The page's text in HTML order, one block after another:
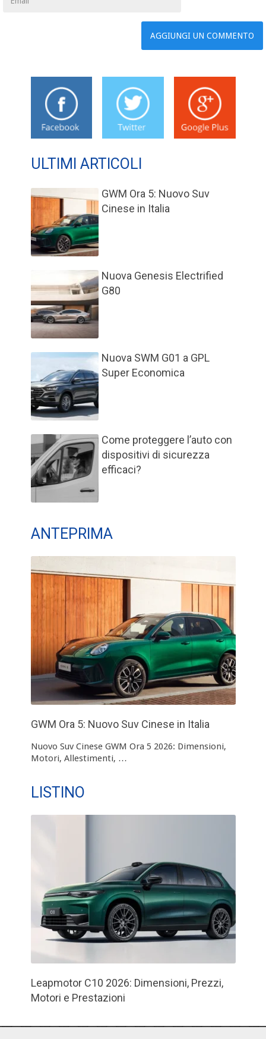
ULTIMI ARTICOLI
GWM Ora 5: Nuovo Suv
Cinese in Italia
Nuova Genesis Electrified
G80
Nuova SWM G01 a GPL
Super Economica
Come proteggere l’auto con
dispositivi di sicurezza
efficaci?
ANTEPRIMA
GWM Ora 5: Nuovo Suv Cinese in Italia
Nuovo Suv Cinese GWM Ora 5 2026: Dimensioni,
Motori, Allestimenti, …
LISTINO
Leapmotor C10 2026: Dimensioni, Prezzi,
Motori e Prestazioni